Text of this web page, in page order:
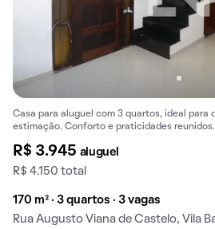
Casa para aluguel com 3 quartos, ideal para
estimação. Conforto e praticidades reunidos.
R$ 3.945 aluguel
R$ 4.150 total
170 m² · 3 quartos · 3 vagas
Rua Augusto Viana de Castelo, Vila